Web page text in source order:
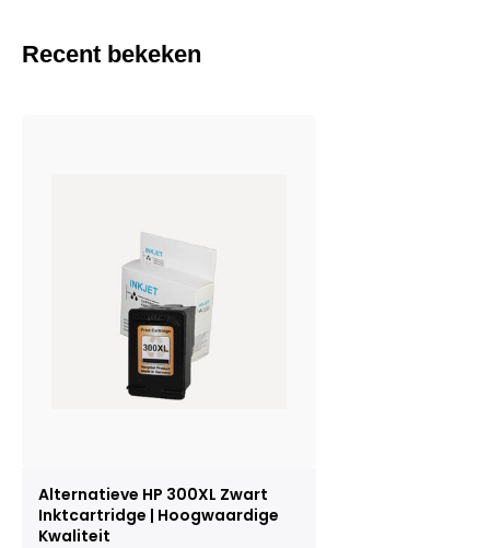
Recent bekeken
Alternatieve HP 300XL Zwart
Inktcartridge | Hoogwaardige
Kwaliteit